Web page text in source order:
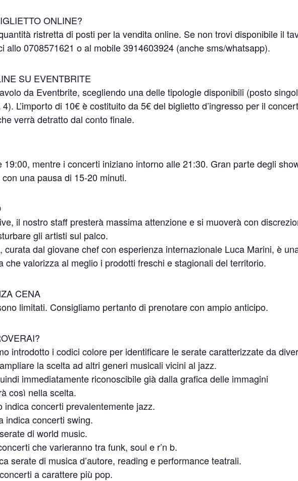
ONLINE?
ristretta di posti per la vendita online. Se non trovi disponibile il
allo 0708571621 o al mobile 3914603924 (anche sms/whatsapp).
SU EVENTBRITE
da Eventbrite, scegliendo una delle tipologie disponibili (posto
L’importo di 10€ è costituito da 5€ del biglietto d’ingresso per il
verrà detratto dal conto finale.
19:00, mentre i concerti iniziano intorno alle 21:30. Gran parte degli
una pausa di 15-20 minuti.
il nostro staff presterà massima attenzione e si muoverà con
gli artisti sul palco.
curata dal giovane chef con esperienza internazionale Luca Marini, è
che valorizza al meglio i prodotti freschi e stagionali del territorio.
CENA
limitati. Consigliamo pertanto di prenotare con ampio anticipo.
introdotto i codici colore per identificare le serate caratterizzate da
la scelta ad altri generi musicali vicini al jazz.
immediatamente riconoscibile già dalla grafica delle immagini
così nella scelta.
indica concerti prevalentemente jazz.
indica concerti swing.
di world music.
che varieranno tra funk, soul e r’n b.
serate di musica d’autore, reading e performance teatrali.
a carattere più pop.